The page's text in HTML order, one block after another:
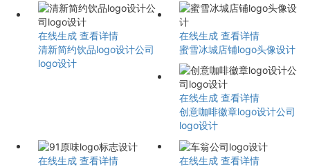
在线生成 查看详情
清新简约饮品logo设计公司
logo设计
在线生成 查看详情
蜜雪冰城店铺logo头像设计
在线生成 查看详情
创意咖啡徽章logo设计公司
logo设计
在线生成 查看详情
在线生成 查看详情